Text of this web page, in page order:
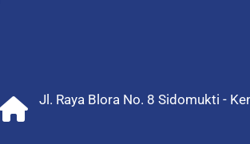
Jl. Raya Blora No. 8 Sidomukti -